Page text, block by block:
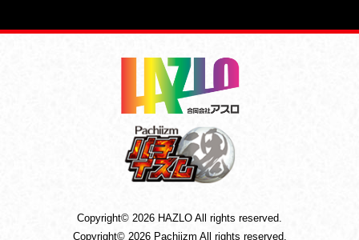
Copyright© 2026 HAZLO All rights reserved.
Copyright© 2026 Pachiizm All rights reserved.